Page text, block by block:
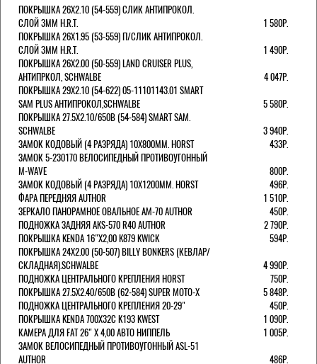
ПОКРЫШКА 26X2.10 (54-559) СЛИК АНТИПРОКОЛ.
СЛОЙ 3ММ H.R.T.
1 580Р.
ПОКРЫШКА 26X1.95 (53-559) П/СЛИК АНТИПРОКОЛ.
СЛОЙ 3ММ H.R.T.
1 490Р.
ПОКРЫШКА 26X2.00 (50-559) LAND CRUISER PLUS,
АНТИПРКОЛ, SCHWALBE
4 047Р.
ПОКРЫШКА 29X2.10 (54-622) 05-11101143.01 SMART
SAM PLUS АНТИПРОКОЛ,SCHWALBE
5 580Р.
ПОКРЫШКА 27.5X2.10/650B (54-584) SMART SAM.
SCHWALBE
3 940Р.
ЗАМОК КОДОВЫЙ (4 РАЗРЯДА) 10Х800ММ. HORST
433Р.
ЗАМОК 5-230170 ВЕЛОСИПЕДНЫЙ ПРОТИВОУГОННЫЙ
M-WAVE
800Р.
ЗАМОК КОДОВЫЙ (4 РАЗРЯДА) 10Х1200ММ. HORST
496Р.
ФАРА ПЕРЕДНЯЯ AUTHOR
1 510Р.
ЗЕРКАЛО ПАНОРАМНОЕ ОВАЛЬНОЕ AM-70 AUTHOR
450Р.
ПОДНОЖКА ЗАДНЯЯ AKS-570 R40 AUTHOR
2 790Р.
ПОКРЫШКА KENDA 16"Х2,00 K879 KWICK
594Р.
ПОКРЫШКА 24X2.00 (50-507) BILLY BONKERS (КЕВЛАР/
СКЛАДНАЯ).SCHWALBE
4 990Р.
ПОДНОЖКА ЦЕНТРАЛЬНОГО КРЕПЛЕНИЯ HORST
750Р.
ПОКРЫШКА 27.5X2.40/650B (62-584) SUPER MOTO-X
5 848Р.
ПОДНОЖКА ЦЕНТРАЛЬНОГО КРЕПЛЕНИЯ 20-29"
450Р.
ПОКРЫШКА KENDA 700Х32С K193 KWEST
1 090Р.
КАМЕРА ДЛЯ FAT 26" X 4,00 АВТО НИППЕЛЬ
1 005Р.
ЗАМОК ВЕЛОСИПЕДНЫЙ ПРОТИВОУГОННЫЙ ASL-51
AUTHOR
486Р.